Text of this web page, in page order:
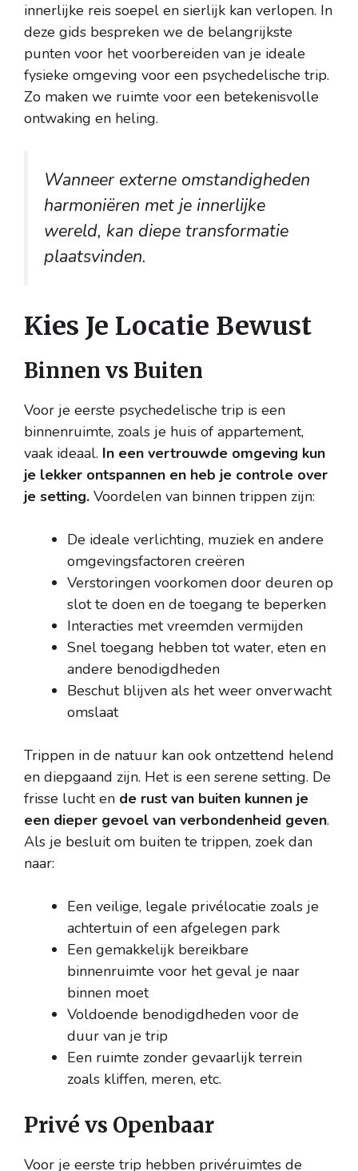
innerlijke reis soepel en sierlijk kan verlopen. In
deze gids bespreken we de belangrijkste
punten voor het voorbereiden van je ideale
fysieke omgeving voor een psychedelische trip.
Zo maken we ruimte voor een betekenisvolle
ontwaking en heling.
Wanneer externe omstandigheden
harmoniëren met je innerlijke
wereld, kan diepe transformatie
plaatsvinden.
Kies Je Locatie Bewust
Binnen vs Buiten
Voor je eerste psychedelische trip is een
binnenruimte, zoals je huis of appartement,
vaak ideaal. In een vertrouwde omgeving kun
je lekker ontspannen en heb je controle over
je setting. Voordelen van binnen trippen zijn:
De ideale verlichting, muziek en andere
omgevingsfactoren creëren
Verstoringen voorkomen door deuren op
slot te doen en de toegang te beperken
Interacties met vreemden vermijden
Snel toegang hebben tot water, eten en
andere benodigdheden
Beschut blijven als het weer onverwacht
omslaat
Trippen in de natuur kan ook ontzettend helend
en diepgaand zijn. Het is een serene setting. De
frisse lucht en de rust van buiten kunnen je
een dieper gevoel van verbondenheid geven.
Als je besluit om buiten te trippen, zoek dan
naar:
Een veilige, legale privélocatie zoals je
achtertuin of een afgelegen park
Een gemakkelijk bereikbare
binnenruimte voor het geval je naar
binnen moet
Voldoende benodigdheden voor de
duur van je trip
Een ruimte zonder gevaarlijk terrein
zoals kliffen, meren, etc.
Privé vs Openbaar
Voor je eerste trip hebben privéruimtes de